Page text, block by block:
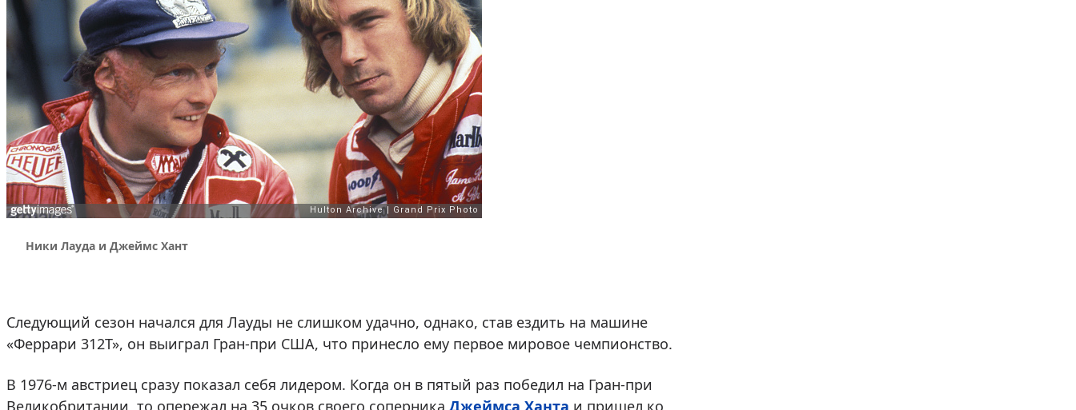
Ники Лауда и Джеймс Хант
Следующий сезон начался для Лауды не слишком удачно, однако, став ездить на машине
«Феррари 312Т», он выиграл Гран-при США, что принесло ему первое мировое чемпионство.
В 1976-м австриец сразу показал себя лидером. Когда он в пятый раз победил на Гран-при
Великобритании, то опережал на 35 очков своего соперника Джеймса Ханта и пришел ко